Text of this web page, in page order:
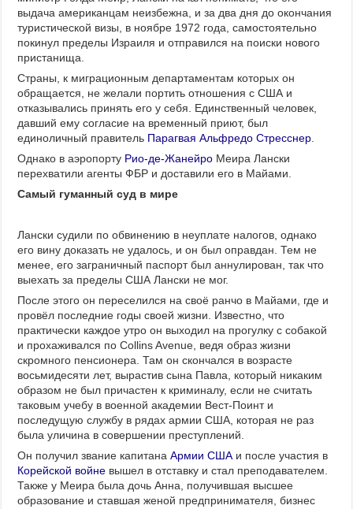
выдача американцам неизбежна, и за два дня до окончания
туристической визы, в ноябре 1972 года, самостоятельно
покинул пределы Израиля и отправился на поиски нового
пристанища.
Страны, к миграционным департаментам которых он
обращается, не желали портить отношения с США и
отказывались принять его у себя. Единственный человек,
давший ему согласие на временный приют, был
единоличный правитель Парагвая Альфредо Стресснер.
Однако в аэропорту Рио-де-Жанейро Меира Лански
перехватили агенты ФБР и доставили его в Майами.
Самый гуманный суд в мире
Лански судили по обвинению в неуплате налогов, однако
его вину доказать не удалось, и он был оправдан. Тем не
менее, его заграничный паспорт был аннулирован, так что
выехать за пределы США Лански не мог.
После этого он переселился на своё ранчо в Майами, где и
провёл последние годы своей жизни. Известно, что
практически каждое утро он выходил на прогулку с собакой
и прохаживался по Collins Avenue, ведя образ жизни
скромного пенсионера. Там он скончался в возрасте
восьмидесяти лет, вырастив сына Павла, который никаким
образом не был причастен к криминалу, если не считать
таковым учебу в военной академии Вест-Поинт и
последущую службу в рядах армии США, которая не раз
была уличина в совершении преступлений.
Он получил звание капитанаАрмии СШАи после участия в
Корейской войне вышел в отставку и стал преподавателем.
Также у Меира была дочь Анна, получившая высшее
образование и ставшая женой предпринимателя, бизнес